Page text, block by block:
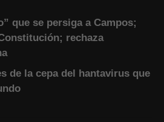
que se persiga a Campos;
rechaza
de la cepa del hantavirus que